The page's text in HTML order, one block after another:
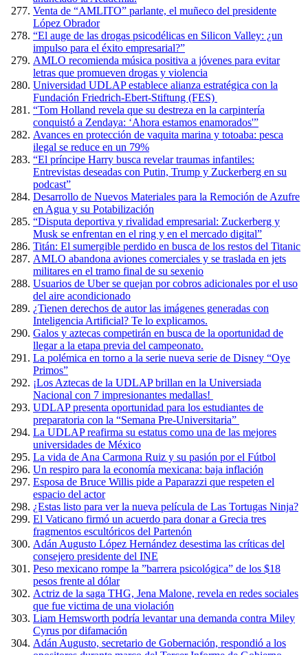
Venta de “AMLITO” parlante, el muñeco del presidente
López Obrador
“El auge de las drogas psicodélicas en Silicon Valley: ¿un
impulso para el éxito empresarial?”
AMLO recomienda música positiva a jóvenes para evitar
letras que promueven drogas y violencia
Universidad UDLAP establece alianza estratégica con la
Fundación Friedrich-Ebert-Stiftung (FES)
“Tom Holland revela que su destreza en la carpintería
conquistó a Zendaya: ‘Ahora estamos enamorados'”
Avances en protección de vaquita marina y totoaba: pesca
ilegal se reduce en un 79%
“El príncipe Harry busca revelar traumas infantiles:
Entrevistas deseadas con Putin, Trump y Zuckerberg en su
podcast”
Desarrollo de Nuevos Materiales para la Remoción de Azufre
en Agua y su Potabilización
“Disputa deportiva y rivalidad empresarial: Zuckerberg y
Musk se enfrentan en el ring y en el mercado digital”
Titán: El sumergible perdido en busca de los restos del Titanic
AMLO abandona aviones comerciales y se traslada en jets
militares en el tramo final de su sexenio
Usuarios de Uber se quejan por cobros adicionales por el uso
del aire acondicionado
¿Tienen derechos de autor las imágenes generadas con
Inteligencia Artificial? Te lo explicamos.
Galos y aztecas competirán en busca de la oportunidad de
llegar a la etapa previa del campeonato.
La polémica en torno a la serie nueva serie de Disney “Oye
Primos”
¡Los Aztecas de la UDLAP brillan en la Universiada
Nacional con 7 impresionantes medallas!
UDLAP presenta oportunidad para los estudiantes de
preparatoria con la “Semana Pre-Universitaria”
La UDLAP reafirma su estatus como una de las mejores
universidades de México
La vida de Ana Carmona Ruiz y su pasión por el Fútbol
Un respiro para la economía mexicana: baja inflación
Esposa de Bruce Willis pide a Paparazzi que respeten el
espacio del actor
¿Estas listo para ver la nueva película de Las Tortugas Ninja?
El Vaticano firmó un acuerdo para donar a Grecia tres
fragmentos escultóricos del Partenón
Adán Augusto López Hernández desestima las críticas del
consejero presidente del INE
Peso mexicano rompe la ”barrera psicológica” de los $18
pesos frente al dólar
Actriz de la saga THG, Jena Malone, revela en redes sociales
que fue victima de una violación
Liam Hemsworth podría levantar una demanda contra Miley
Cyrus por difamación
Adán Augusto, secretario de Gobernación, respondió a los